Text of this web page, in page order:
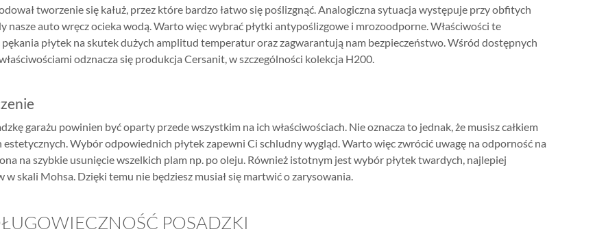
tworzenie się kałuż, przez które bardzo łatwo się poślizgnąć. Analogiczna sytuacja występuje przy obfitych
nasze auto wręcz ocieka wodą. Warto więc wybrać płytki antypoślizgowe i mrozoodporne. Właściwości te
płytek na skutek dużych amplitud temperatur oraz zagwarantują nam bezpieczeństwo. Wśród dostępnych
odznacza się produkcja Cersanit, w szczególności kolekcja H200.
garażu powinien być oparty przede wszystkim na ich właściwościach. Nie oznacza to jednak, że musisz całkiem
estetycznych. Wybór odpowiednich płytek zapewni Ci schludny wygląd. Warto więc zwrócić uwagę na odporność na
na szybkie usunięcie wszelkich plam np. po oleju. Również istotnym jest wybór płytek twardych, najlepiej
skali Mohsa. Dzięki temu nie będziesz musiał się martwić o zarysowania.
POSADZKI